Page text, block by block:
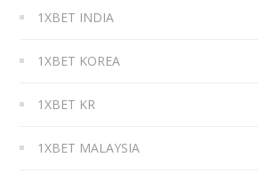
1XBET INDIA
1XBET KOREA
1XBET KR
1XBET MALAYSIA